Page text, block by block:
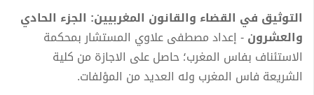
التوثيق في القضاء والقانون المغربيين: الجزء الحادي
والعشرون- إعداد مصطفى علاوي المستشار بمحكمة
الاستئناف بفاس المغرب؛ حاصل على الاجازة من كلية
الشريعة فاس المغرب وله العديد من المؤلفات.